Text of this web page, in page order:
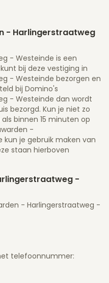
- Harlingerstraatweg
- Westeinde is een
bij deze vestiging in
- Westeinde bezorgen en
bij Domino's
- Westeinde dan wordt
bezorgd. Kun je niet zo
binnen 15 minuten op
-
je gebruik maken van
staan hierboven
-
- Harlingerstraatweg -
telefoonnummer: